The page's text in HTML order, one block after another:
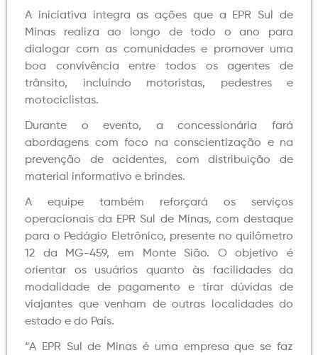
A iniciativa integra as ações que a EPR Sul de
Minas realiza ao longo de todo o ano para
dialogar com as comunidades e promover uma
boa convivência entre todos os agentes de
trânsito, incluindo motoristas, pedestres e
motociclistas.
Durante o evento, a concessionária fará
abordagens com foco na conscientização e na
prevenção de acidentes, com distribuição de
material informativo e brindes.
A equipe também reforçará os serviços
operacionais da EPR Sul de Minas, com destaque
para o Pedágio Eletrônico, presente no quilômetro
12 da MG-459, em Monte Sião. O objetivo é
orientar os usuários quanto às facilidades da
modalidade de pagamento e tirar dúvidas de
viajantes que venham de outras localidades do
estado e do País.
“A EPR Sul de Minas é uma empresa que se faz